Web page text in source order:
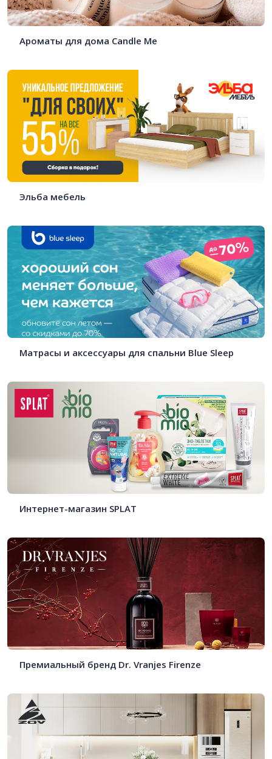
Ароматы для дома Candle Me
Эльба мебель
Матрасы и аксессуары для спальни Blue Sleep
Интернет-магазин SPLAT
Премиальный бренд Dr. Vranjes Firenze